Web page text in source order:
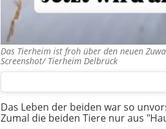
Das Tierheim ist froh über den neuen
Screenshot/ Tierheim Delbrück
Das Leben der beiden war so
Zumal die beiden Tiere nur aus